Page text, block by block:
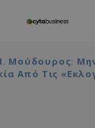
Μούδουρος:
Από Τις